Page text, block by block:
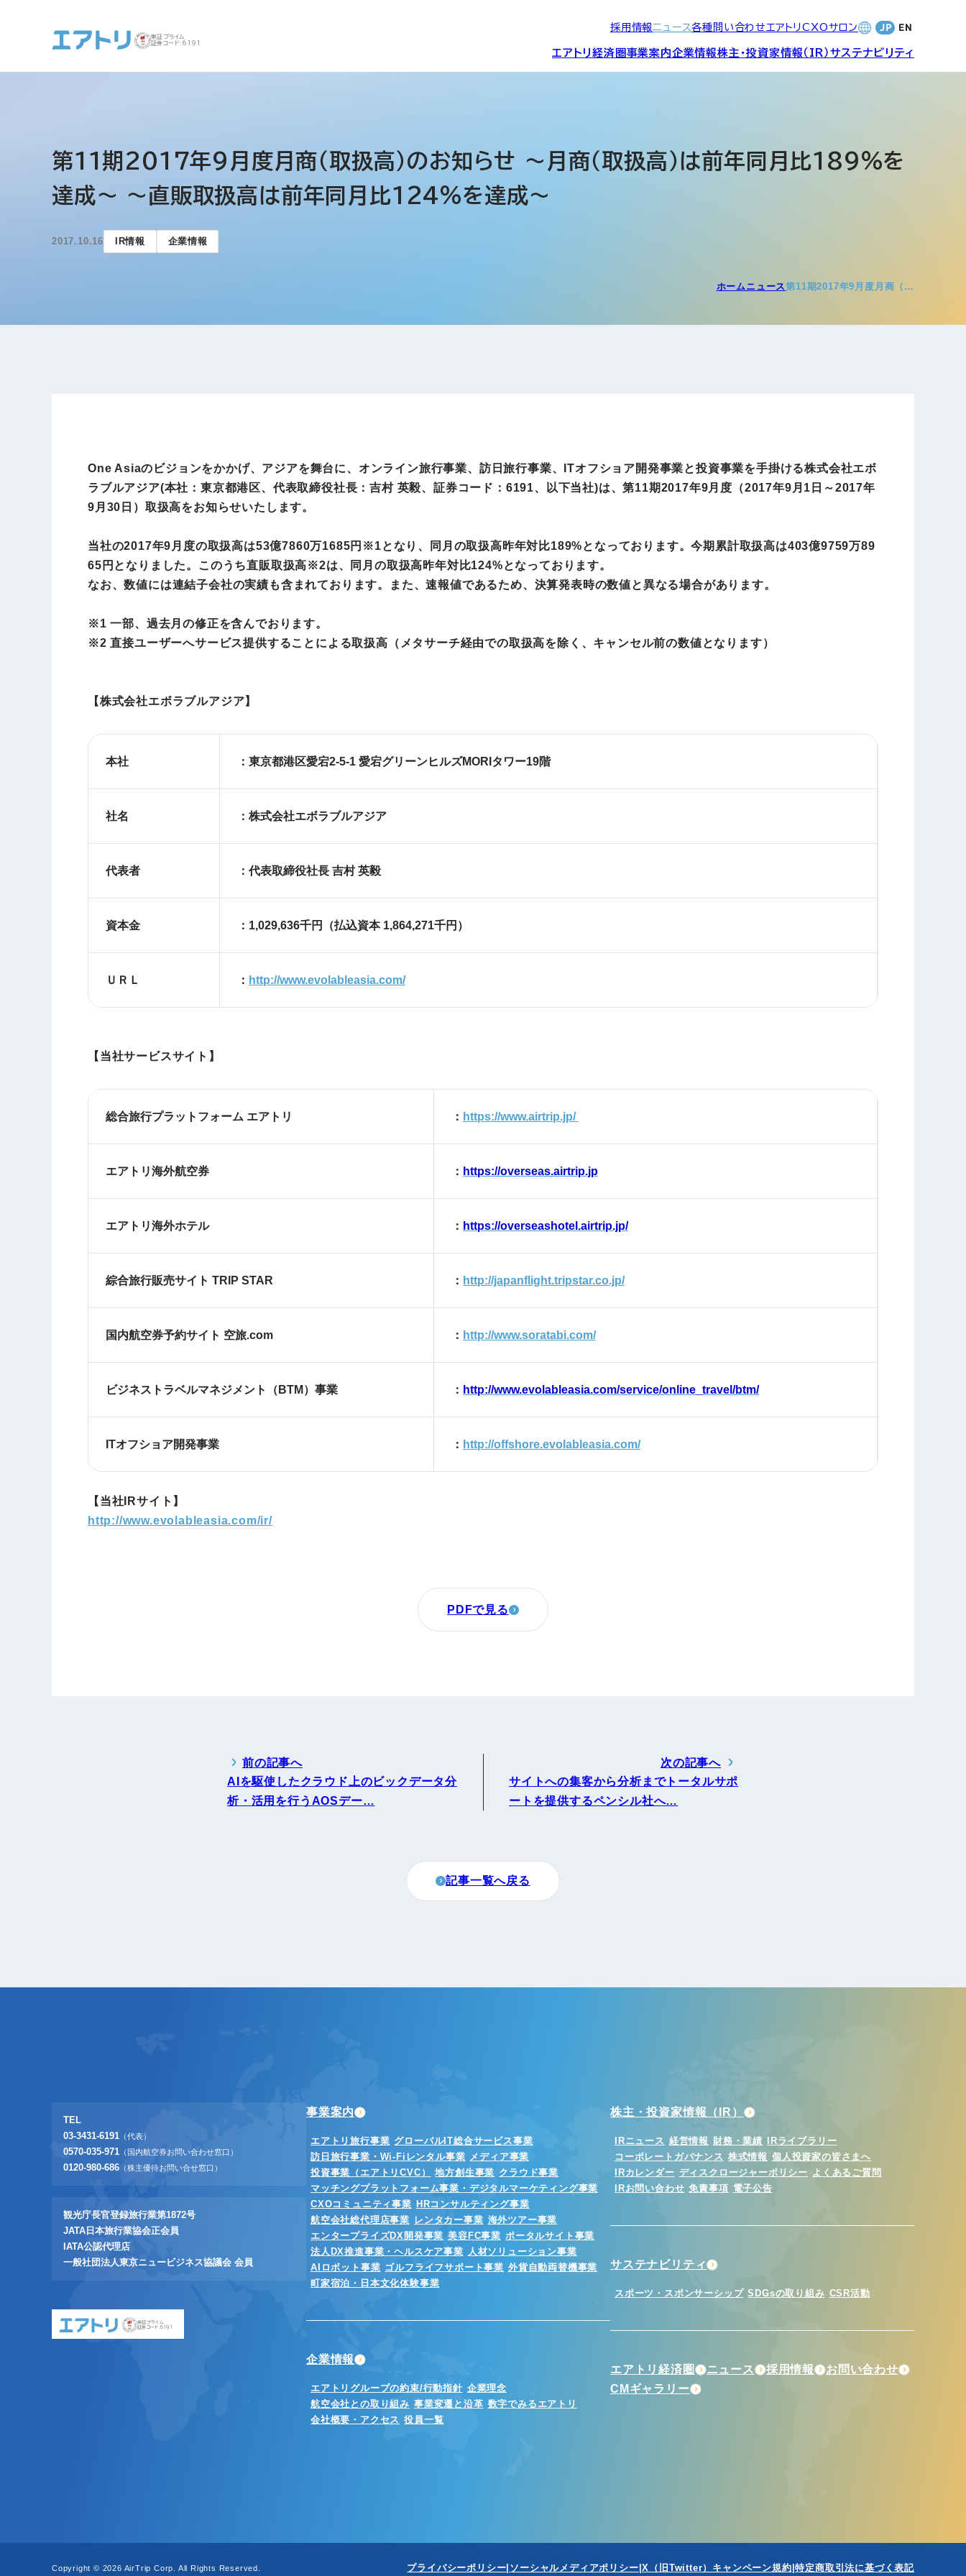
東証プライム
証券コード:6191
採用情報ニュース各種問い合わせ エアトリCXOサロン
エアトリ経済圏 事業案内
ス事業
Wi-Fiレンタル事業
事業
事業
ヘルスケア事業
企業情報
約束/行動指針
プロフィール
株主・投資家情報（IR）
IRライブラリー コーポレートガバナンス
IRお問い合わせ 免責事項 電子公告
サステナビリティ
ップ
スポンサーシップ
ホームニュース第11期2017年9月度月商（…
第11期2017年9月度月商（取扱高）のお知らせ ～月商（取扱高）は前年同月比189％を
達成～ ～直販取扱高は前年同月比124％を達成～
2017.10.16 IR情報 企業情報
One Asiaのビジョンをかかげ、アジアを舞台に、オンライン旅行事業、訪日旅行事業、ITオフショア開発事業と投資事業を手掛ける株式会社エボ
ラブルアジア(本社：東京都港区、代表取締役社長：吉村 英毅、証券コード：6191、以下当社)は、第11期2017年9月度（2017年9月1日～2017年
9月30日）取扱高をお知らせいたします。
当社の2017年9月度の取扱高は53億7860万1685円※1となり、同月の取扱高昨年対比189%となっております。今期累計取扱高は403億9759万89
65円となりました。このうち直販取扱高※2は、同月の取扱高昨年対比124%となっております。
なお、数値には連結子会社の実績も含まれております。また、速報値であるため、決算発表時の数値と異なる場合があります。
※1 一部、過去月の修正を含んでおります。
※2 直接ユーザーへサービス提供することによる取扱高（メタサーチ経由での取扱高を除く、キャンセル前の数値となります）
【株式会社エボラブルアジア】
本社 ：東京都港区愛宕2-5-1 愛宕グリーンヒルズMORIタワー19階
社名 ：株式会社エボラブルアジア
代表者 ：代表取締役社長 吉村 英毅
資本金 ：1,029,636千円（払込資本 1,864,271千円）
ＵＲＬ ： http://www.evolableasia.com/
【当社サービスサイト】
総合旅行プラットフォーム エアトリ ： https://www.airtrip.jp/
エアトリ海外航空券 ： https://overseas.airtrip.jp
エアトリ海外ホテル ： https://overseashotel.airtrip.jp/
綜合旅行販売サイト TRIP STAR ： http://japanflight.tripstar.co.jp/
国内航空券予約サイト 空旅.com ： http://www.soratabi.com/
ビジネストラベルマネジメント（BTM）事業 ： http://www.evolableasia.com/service/online_travel/btm/
ITオフショア開発事業 ： http://offshore.evolableasia.com/
【当社IRサイト】
http://www.evolableasia.com/ir/
PDFで見る
前の記事へ
AIを駆使したクラウド上のビックデータ分
析・活用を行うAOSデー…
次の記事へ
サイトへの集客から分析までトータルサポ
ートを提供するペンシル社へ…
記事一覧へ戻る
TEL
03-3431-6191 （代表）
0570-035-971 （国内航空券お問い合わせ窓口）
0120-980-686 （株主優待お問い合せ窓口）
観光庁長官登録旅行業第1872号
JATA日本旅行業協会正会員
IATA公認代理店
一般社団法人東京ニュービジネス協議会 会員
東証プライム
証券コード:6191
事業案内
エアトリ旅行事業 グローバルIT総合サービス事業
訪日旅行事業・Wi-Fiレンタル事業 メディア事業
投資事業（エアトリCVC）
地方創生事業 クラウド事業
マッチングプラットフォーム事業・デジタルマーケティング事業
CXOコミュニティ事業 HRコンサルティング事業
航空会社総代理店事業 レンタカー事業 海外ツアー事業
エンタープライズDX開発事業 美容FC事業 ポータルサイト事業
法人DX推進事業・ヘルスケア事業 人材ソリューション事業
AIロボット事業 ゴルフライフサポート事業 外貨自動両替機事業
町家宿泊・日本文化体験事業
企業情報
エアトリグループの約束/行動指針 企業理念
航空会社との取り組み 事業変遷と沿革 数字でみるエアトリ
会社概要・アクセス 役員一覧
株主・投資家情報（IR）
IRニュース 経営情報 財務・業績
IRライブラリー
コーポレートガバナンス 株式情報 個人投資家の皆さまへ
IRカレンダー ディスクロージャーポリシー よくあるご質問
IRお問い合わせ 免責事項 電子公告
サステナビリティ
スポーツ・スポンサーシップ SDGsの取り組み CSR活動
エアトリ経済圏 ニュース 採用情報
お問い合わせ
CMギャラリー
Copyright © 2026 AirTrip Corp. All Rights Reserved. プライバシーポリシー ソーシャルメディアポリシー X（旧Twitter）キャンペーン規約 特定商取引法に基づく表記